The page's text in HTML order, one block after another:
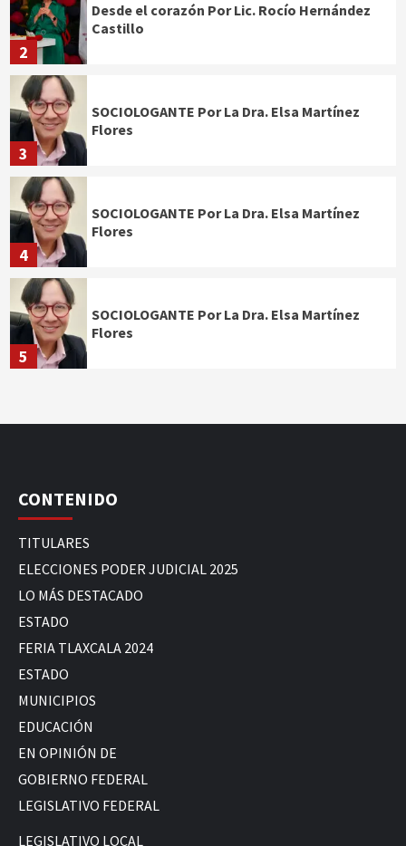
2
Desde el corazón Por Lic. Rocío Hernández
Castillo
3
SOCIOLOGANTE Por La Dra. Elsa Martínez
Flores
4
SOCIOLOGANTE Por La Dra. Elsa Martínez
Flores
5
SOCIOLOGANTE Por La Dra. Elsa Martínez
Flores
CONTENIDO
TITULARES
ELECCIONES PODER JUDICIAL 2025
LO MÁS DESTACADO
ESTADO
FERIA TLAXCALA 2024
ESTADO
MUNICIPIOS
EDUCACIÓN
EN OPINIÓN DE
GOBIERNO FEDERAL
LEGISLATIVO FEDERAL
LEGISLATIVO LOCAL